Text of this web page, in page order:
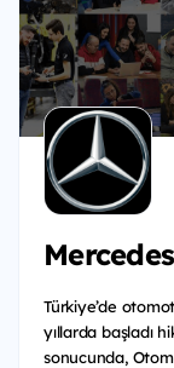
Türkiye’de
yıllarda başladı
sonucunda,